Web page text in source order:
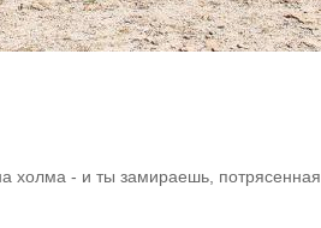
холма - и ты замираешь, потрясенная.